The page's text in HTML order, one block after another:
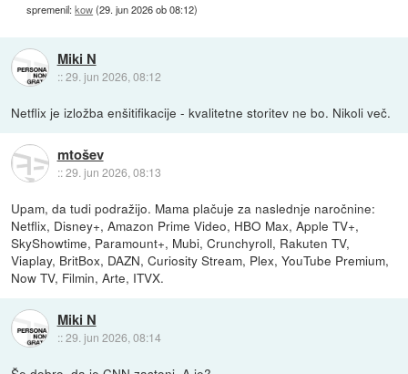
spremenil:kow(29. jun 2026 ob 08:12)
Miki N
::29. jun 2026, 08:12
Netflix je izložba enšitifikacije - kvalitetne storitev ne bo. Nikoli več.
mtošev
::29. jun 2026, 08:13
Upam, da tudi podražijo. Mama plačuje za naslednje naročnine:
Netflix, Disney+, Amazon Prime Video, HBO Max, Apple TV+,
SkyShowtime, Paramount+, Mubi, Crunchyroll, Rakuten TV,
Viaplay, BritBox, DAZN, Curiosity Stream, Plex, YouTube Premium,
Now TV, Filmin, Arte, ITVX.
Miki N
::29. jun 2026, 08:14